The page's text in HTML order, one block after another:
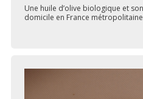
Une huile d’olive biologique et
domicile en France métropolitaine